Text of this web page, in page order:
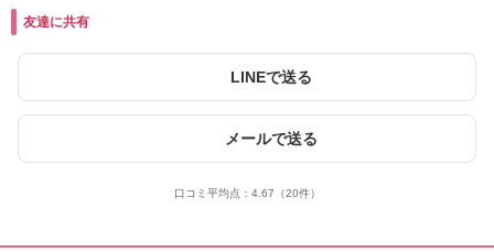
友達に共有
LINEで送る
メールで送る
口コミ平均点： 4.67 （20件）